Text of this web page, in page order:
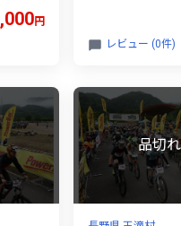
円
レビュー (0件)